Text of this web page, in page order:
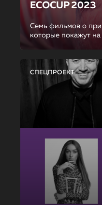
ECOCUP 2023
Семь фильмов о
которые покажут
СПЕЦПРОЕКТ